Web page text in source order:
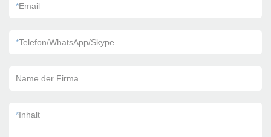
*Email
*Telefon/WhatsApp/Skype
Name der Firma
*Inhalt